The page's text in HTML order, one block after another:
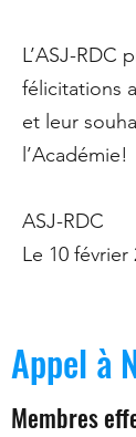
L’ASJ-RDC
félicitations
et leur
l’Académie!
ASJ-RDC
Le 10 février
Appel à
Membres